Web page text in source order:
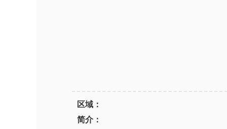
区域：
简介：